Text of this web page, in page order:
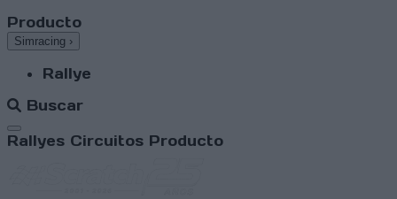
Producto
Simracing ›
Rallye
Buscar
Abrir menú
Rallyes Circuitos Producto